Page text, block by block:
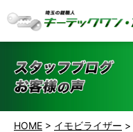
HOME > イモビライザー >